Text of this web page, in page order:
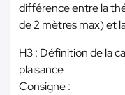
différence entre la
de 2 mètres max) et
H3 : Définition de la
plaisance
Consigne :